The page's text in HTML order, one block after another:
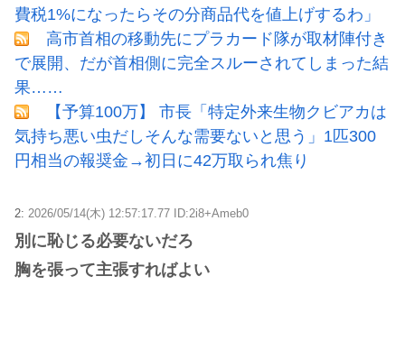
費税1%になったらその分商品代を値上げするわ」
高市首相の移動先にプラカード隊が取材陣付き
で展開、だが首相側に完全スルーされてしまった結
果……
【予算100万】 市長「特定外来生物クビアカは
気持ち悪い虫だしそんな需要ないと思う」1匹300
円相当の報奨金→初日に42万取られ焦り
2: 2026/05/14(木) 12:57:17.77 ID:2i8+Ameb0
別に恥じる必要ないだろ
胸を張って主張すればよい